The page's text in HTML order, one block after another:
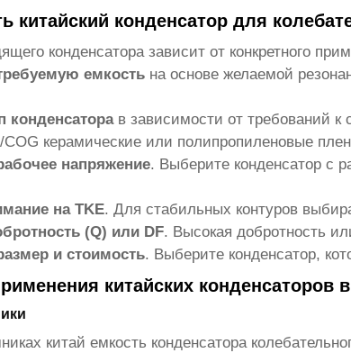
китайский конденсатор для
конденсатора зависит от конкретного
емкостьна основе желаемой
конденсаторав зависимости от требований к
COG керамические или полипропиленовые
напряжение. Выберите конденсатор с
на TKE. Для стабильных контуров
(Q) или DF. Высокая добротность
и стоимость. Выберите конденсатор,
китайских конденсаторов
китай емкость конденсатора